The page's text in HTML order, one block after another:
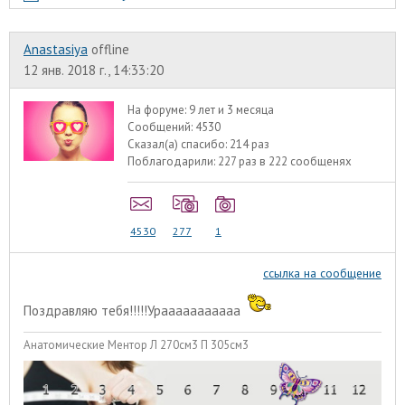
Anastasiya offline
12 янв. 2018 г., 14:33:20
На форуме: 9 лет и 3 месяца
Сообщений: 4530
Сказал(а) спасибо: 214 раз
Поблагодарили: 227 раз в 222 сообщенях
4530 277 1
ссылка на сообщение
Поздравляю тебя!!!!!Урааааааааааа
Анатомические Ментор Л 270см3 П 305см3